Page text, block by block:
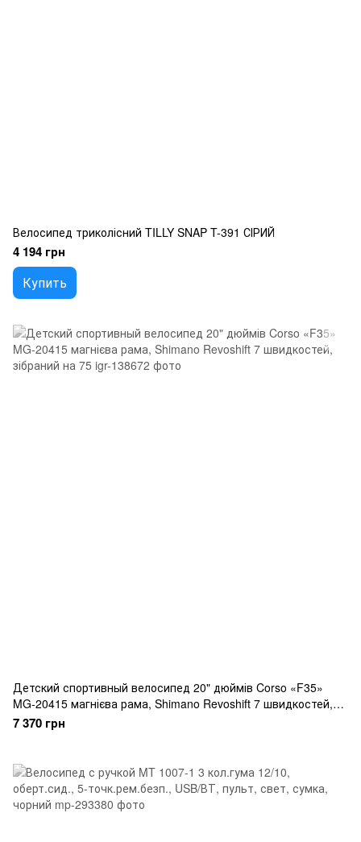
Велосипед триколісний TILLY SNAP T-391 СІРИЙ
4 194 грн
Купить
Детский спортивный велосипед 20" дюймів Corso «F35»
MG-20415 магнієва рама, Shimano Revoshift 7 швидкостей,
зібраний на 75
7 370 грн